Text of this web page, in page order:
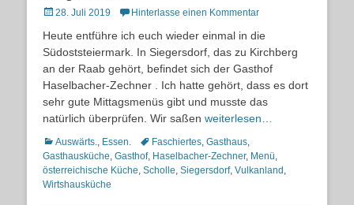
Posted28. Juli 2019 Hinterlasse einen Kommentar
Heute entführe ich euch wieder einmal in die
Südoststeiermark. In Siegersdorf, das zu Kirchberg
an der Raab gehört, befindet sich der Gasthof
Haselbacher-Zechner . Ich hatte gehört, dass es dort
sehr gute Mittagsmenüs gibt und musste das
natürlich überprüfen. Wir saßen weiterlesen…
Kategorien
Auswärts. Essen. Schlagworte
Faschiertes Gasthaus
Gasthausküche Gasthof, Haselbacher-Zechner, Menü
österreichische Küche Scholle Siegersdorf, Vulkanland
Wirtshausküche